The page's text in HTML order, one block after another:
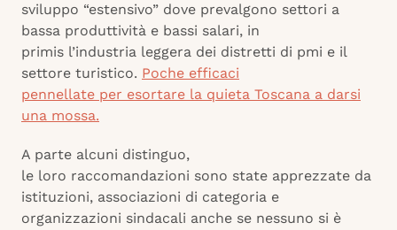
sviluppo “estensivo” dove prevalgono settori a
bassa produttività e bassi salari, in
primis l’industria leggera dei distretti di pmi e il
settore turistico. Poche efficaci
pennellate per esortare la quieta Toscana a darsi
una mossa.
A parte alcuni distinguo,
le loro raccomandazioni sono state apprezzate da
istituzioni, associazioni di categoria e
organizzazioni sindacali anche se nessuno si è